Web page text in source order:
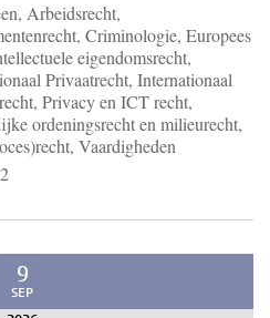
Arbeidsrecht,
Criminologie, Europees
eigendomsrecht,
Privaatrecht, Internationaal
Privacy en ICT recht,
ordeningsrecht en milieurecht,
Vaardigheden
9
SEP